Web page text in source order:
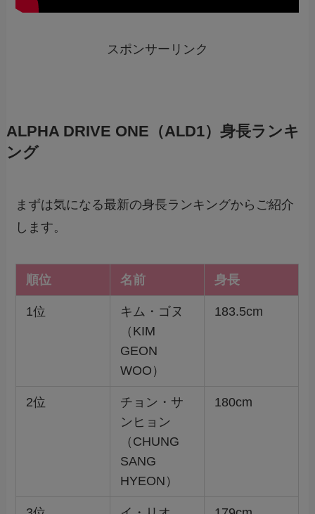
スポンサーリンク
ALPHA DRIVE ONE（ALD1）身長ランキ
ング
まずは気になる最新の身長ランキングからご紹介
します。
順位 名前 身長
1位
キム・ゴヌ
（KIM
GEON
WOO）
183.5cm
2位
チョン・サ
ンヒョン
（CHUNG
SANG
HYEON）
180cm